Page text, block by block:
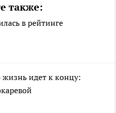
также:
в рейтинге
жизнь идет к концу: